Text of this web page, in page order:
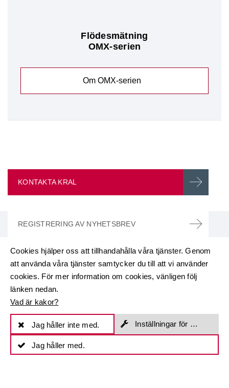
Flödesmätning
OMX-serien
Om OMX-serien
KONTAKTA KRAL
REGISTRERING AV NYHETSBREV
Produkter
Skruvpumpar.
Flödesmätare.
Produktöversikt.
Service
Cookies hjälper oss att tillhandahålla våra tjänster. Genom
att använda våra tjänster samtycker du till att vi använder
cookies. För mer information om cookies, vänligen följ
länken nedan.
Vad är kakor?
Jag håller inte med. Inställningar för cookies
Jag håller med.